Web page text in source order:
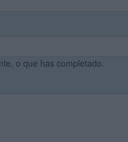
o que has completado.